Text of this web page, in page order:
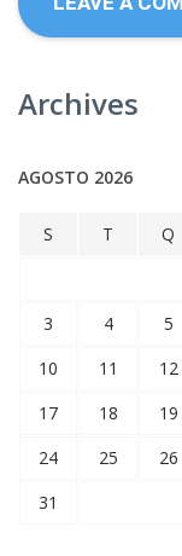
Archives
AGOSTO 2026
S T Q
3
4 5
10
11 12
17
18 19
24
25 26
31